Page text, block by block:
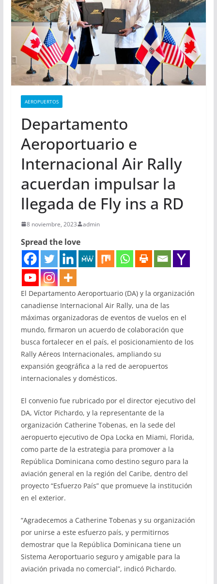
AEROPUERTOS
Departamento
Aeroportuario e
Internacional Air Rally
acuerdan impulsar la
llegada de Fly ins a RD
8 noviembre, 2023 admin
Spread the love
El Departamento Aeroportuario (DA) y la organización
canadiense Internacional Air Rally, una de las
máximas organizadoras de eventos de vuelos en el
mundo, firmaron un acuerdo de colaboración que
busca fortalecer en el país, el posicionamiento de los
Rally Aéreos Internacionales, ampliando su
expansión geográfica a la red de aeropuertos
internacionales y domésticos.
El convenio fue rubricado por el director ejecutivo del
DA, Víctor Pichardo, y la representante de la
organización Catherine Tobenas, en la sede del
aeropuerto ejecutivo de Opa Locka en Miami, Florida,
como parte de la estrategia para promover a la
República Dominicana como destino seguro para la
aviación general en la región del Caribe, dentro del
proyecto “Esfuerzo País” que promueve la institución
en el exterior.
“Agradecemos a Catherine Tobenas y su organización
por unirse a este esfuerzo país, y permitirnos
demostrar que la República Dominicana tiene un
Sistema Aeroportuario seguro y amigable para la
aviación privada no comercial”, indicó Pichardo.